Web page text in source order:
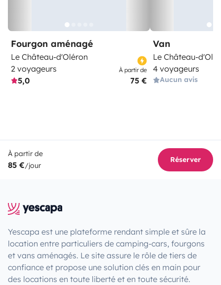
Fourgon aménagé
Le Château-d'Oléron
2 voyageurs
5,0
À partir de
75 €
Van
Le Château-
4 voyageurs
Aucun avis
À partir de
85 €/jour
Réserver
Yescapa est une plateforme rendant simple et sûre la
location entre particuliers de camping-cars, fourgons
et vans aménagés. Le site assure le rôle de tiers de
confiance et propose une solution clés en main pour
des locations en toute liberté et en toute sécurité.